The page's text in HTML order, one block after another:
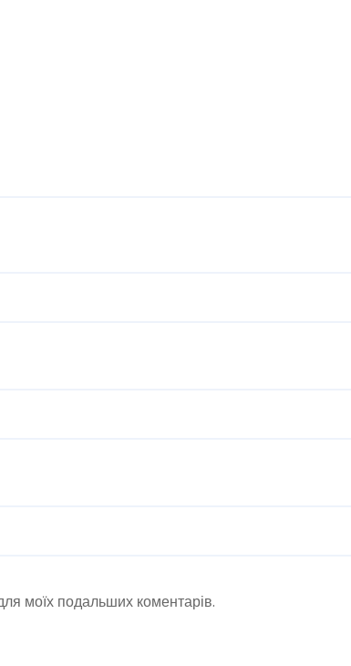
моїх подальших коментарів.